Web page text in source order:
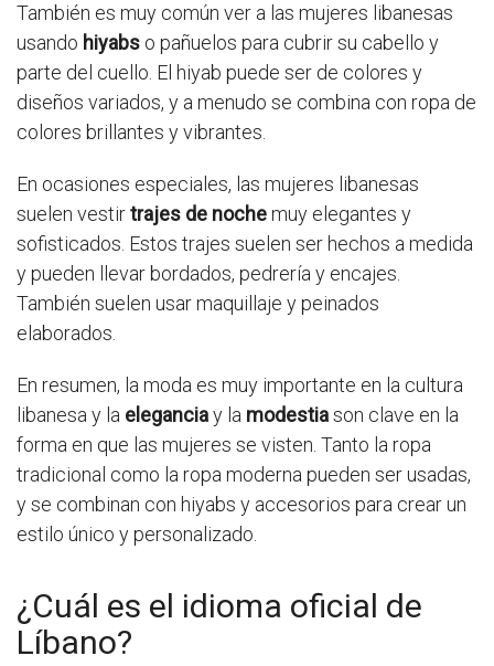
También es muy común ver a las mujeres libanesas
usando hiyabs o pañuelos para cubrir su cabello y
parte del cuello. El hiyab puede ser de colores y
diseños variados, y a menudo se combina con ropa de
colores brillantes y vibrantes.
En ocasiones especiales, las mujeres libanesas
suelen vestirtrajes de nochemuy elegantes y
sofisticados. Estos trajes suelen ser hechos a medida
y pueden llevar bordados, pedrería y encajes.
También suelen usar maquillaje y peinados
elaborados.
En resumen, la moda es muy importante en la cultura
libanesa y la eleganciay la modestiason clave en la
forma en que las mujeres se visten. Tanto la ropa
tradicional como la ropa moderna pueden ser usadas,
y se combinan con hiyabs y accesorios para crear un
estilo único y personalizado.
¿Cuál es el idioma oficial de
Líbano?